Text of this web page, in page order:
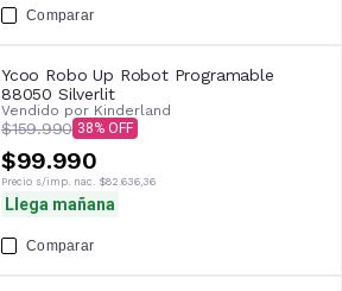
Comparar
Ycoo Robo Up Robot Programable
88050 Silverlit
Vendido por Kinderland
$159.990 38
$99.990
Precio s/imp. nac. $82.636,36
Llega mañana
Comparar